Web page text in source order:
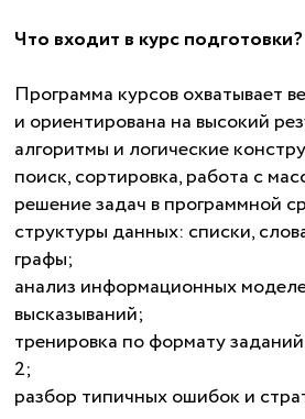
Что входит в курс подготовки?
Программа курсов охватывает
и ориентирована на высокий
алгоритмы и логические
поиск, сортировка, работа с
решение задач в программной
структуры данных: списки,
графы;
анализ информационных
высказываний;
тренировка по формату
2;
разбор типичных ошибок и